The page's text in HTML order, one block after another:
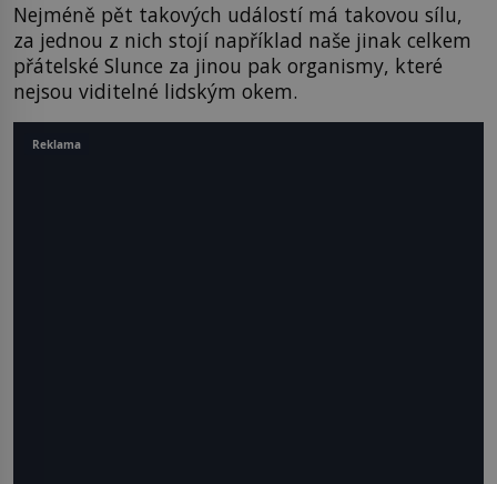
Nejméně pět takových událostí má takovou sílu,
za jednou z nich stojí například naše jinak celkem
přátelské Slunce za jinou pak organismy, které
nejsou viditelné lidským okem.
Reklama